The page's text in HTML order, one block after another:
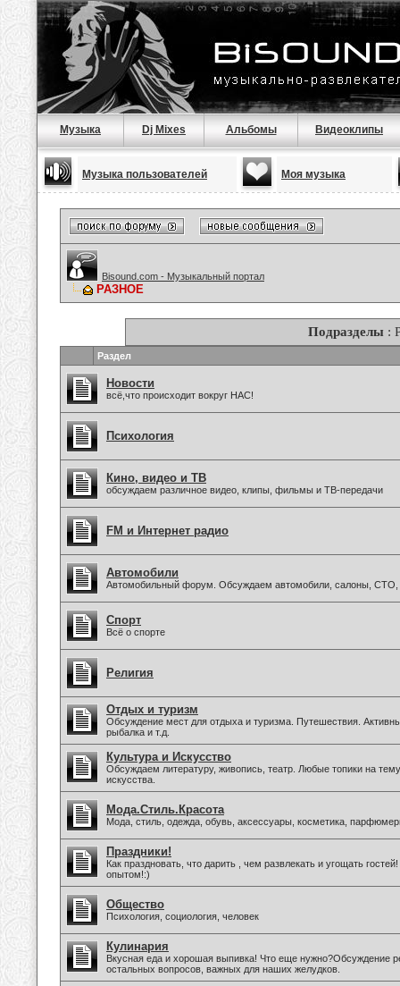
Музыка Dj Mixes Альбомы Видеоклипы
Музыка пользователей Моя музыка
Bisound.com - Музыкальный портал
РАЗНОЕ
Подразделы :
Раздел
Новости
всё,что происходит вокруг НАС!
Психология
Кино, видео и ТВ
обсуждаем различное видео, клипы, фильмы и ТВ-передачи
FM и Интернет радио
Автомобили
Автомобильный форум. Обсуждаем автомобили, салоны, СТО,
Спорт
Всё о спорте
Религия
Отдых и туризм
Обсуждение мест для отдыха и туризма. Путешествия.
рыбалка и т.д.
Культура и Искусство
Обсуждаем литературу, живопись, театр. Любые топики на
искусства.
Мода.Стиль.Красота
Мода, стиль, одежда, обувь, аксессуары, косметика,
Праздники!
Как праздновать, что дарить , чем развлекать и угощать
опытом!:)
Общество
Психология, социология, человек
Кулинария
Вкусная еда и хорошая выпивка! Что еще нужно?Обсуждение
остальных вопросов, важных для наших желудков.